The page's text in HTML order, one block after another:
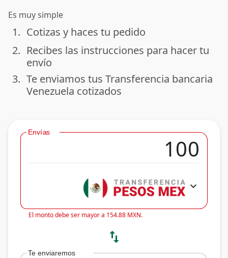
Es muy simple
done
1. Cotizas y haces tu pedido
done
2. Recibes las instrucciones para hacer tu
envío
done
3. Te enviamos tus Transferencia bancaria
Venezuela cotizados
Envías
expand_more
El monto debe ser mayor a 154.88 MXN.
swap_vert
Te enviaremos